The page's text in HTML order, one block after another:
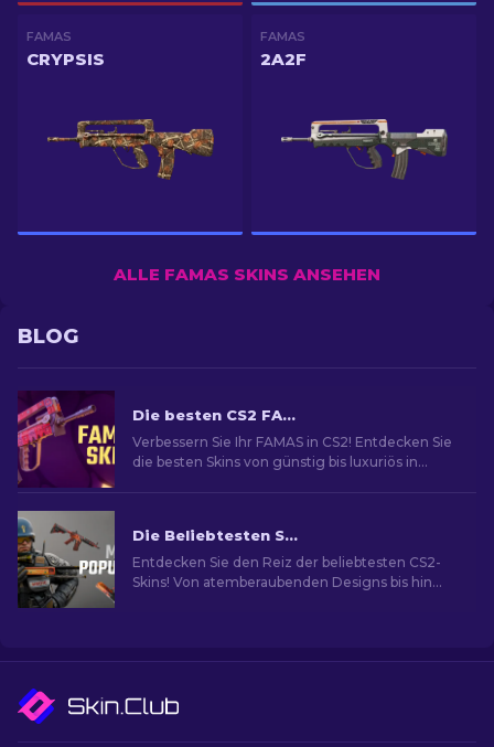
FAMAS
CRYPSIS
FAMAS
2A2F
ALLE FAMAS SKINS ANSEHEN
BLOG
Die besten CS2 FAMAS Skins [2026]
Verbessern Sie Ihr FAMAS in CS2! Entdecken Sie
die besten Skins von günstig bis luxuriös in
Die Beliebtesten Skins in CS2
Entdecken Sie den Reiz der beliebtesten CS2-
Skins! Von atemberaubenden Designs bis hin